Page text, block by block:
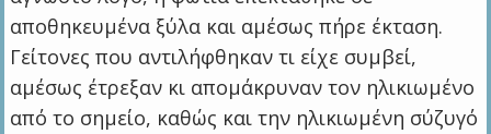
αποθηκευμένα ξύλα και αμέσως πήρε έκταση.
Γείτονες που αντιλήφθηκαν τι είχε συμβεί,
αμέσως έτρεξαν κι απομάκρυναν τον ηλικιωμένο
από το σημείο, καθώς και την ηλικιωμένη σύζυγό